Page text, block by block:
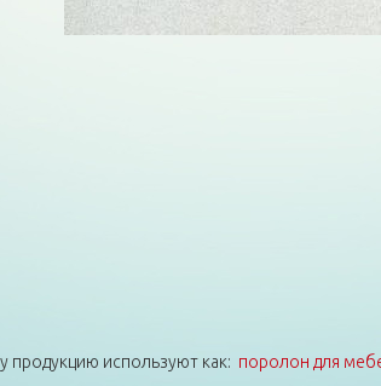
продукцию используют как: поролон для